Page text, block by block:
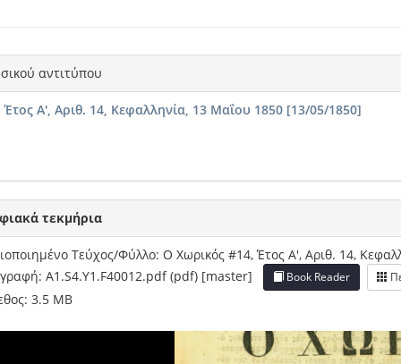
αντιτύπου
Α', Αριθ. 14, Κεφαλληνία, 13 Μαΐου 1850 [13/05/1850]
τεκμήρια
Τεύχος/Φύλλο: Ο Χωρικός #14, Έτος Α', Αριθ. 14,
A1.S4.Y1.F40012.pdf (pdf) [master]
Book Reader
3.5 MB